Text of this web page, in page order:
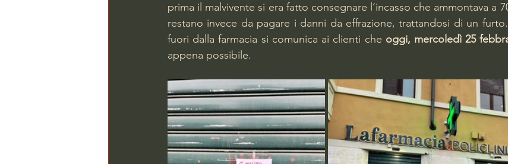
prima il malvivente si era fatto consegnare l’incasso che ammontava a
restano invece da pagare i danni da effrazione, trattandosi di un
fuori dalla farmacia si comunica ai clienti che oggi, mercoledì 25
appena possibile.